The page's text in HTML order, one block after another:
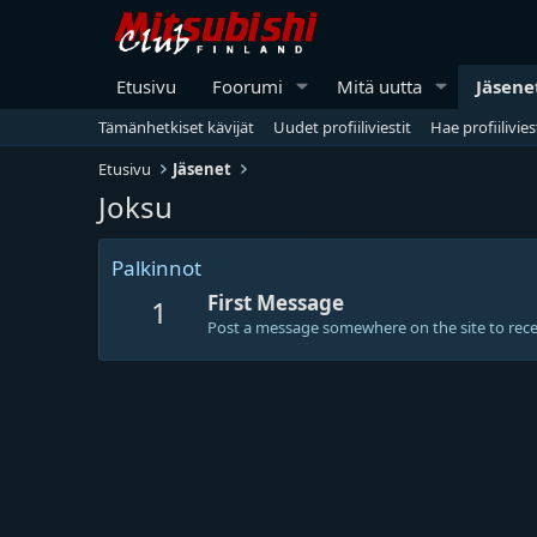
Etusivu Foorumi Mitä uutta
Tämänhetkiset kävijät Uudet profiiliviestit
Hae
Etusivu
Jäsenet
Joksu
Palkinnot
1 First Message
Post a message somewhere on the site to